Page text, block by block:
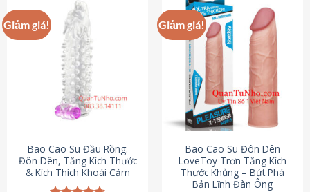
có
nhiều
biến
thể.
Các
tùy
chọn
có
chọn
trên
trang
Giảm giá!
Bao Cao Su Đầu Rồng:
Đôn Dên, Tăng Kích Thước
& Kích Thích Khoái Cảm
Giảm giá!
Bao Cao Su Đôn Dên
LoveToy Trơn Tăng Kích
Thước Khủng – Bứt Phá
Bản Lĩnh Đàn Ông